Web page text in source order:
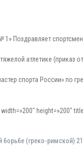
Поздравляет
атлетике (приказ
спорта России» по
height=»200″
(греко-римской)